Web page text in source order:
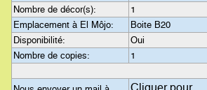
Nombre de décor(s):
1
Emplacement à El Môjo:
Boite B20
Disponibilité:
Oui
Nombre de copies:
1